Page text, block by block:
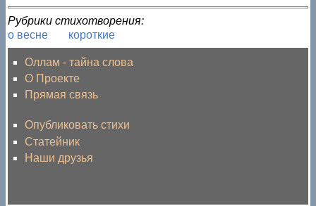
Рубрики стихотворения:
о весне
короткие
Оллам - тайна слова
О Проекте
Прямая связь
Опубликовать стихи
Статейник
Наши друзья